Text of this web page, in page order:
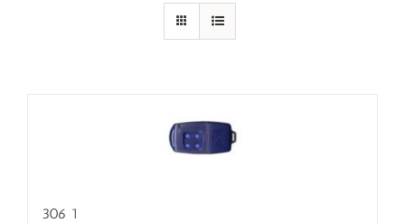
306 1